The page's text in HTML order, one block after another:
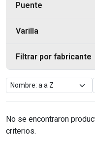
Puente
Varilla
Filtrar por fabricante
No se encontraron
criterios.